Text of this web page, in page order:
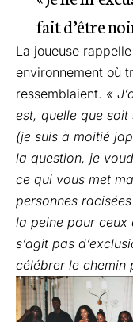
fait d’être
La joueuse
environnement où
ressemblaient. «
est, quelle que
(je suis à moitié
la question, je
ce qui vous met
personnes
la peine pour ceux
s’agit pas
célébrer le chemin